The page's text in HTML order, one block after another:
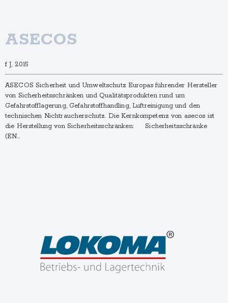
ASECOS
f J, 2015
ASECOS Sicherheit und Umweltschutz Europas führender Hersteller
von Sicherheitsschränken und Qualitätsprodukten rund um
Gefahrstofflagerung, Gefahrstoffhandling, Luftreinigung und den
technischen Nichtraucherschutz. Die Kernkompetenz von asecos ist
die Herstellung von Sicherheitsschränken: Sicherheitsschränke
(EN…